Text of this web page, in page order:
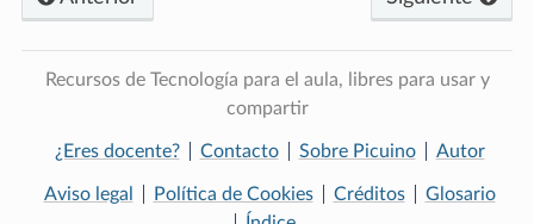
Recursos de Tecnología para el aula, libres para usar y
compartir
¿Eres docente? Contacto Sobre Picuino Autor
Aviso legal Política de Cookies Créditos
Glosario